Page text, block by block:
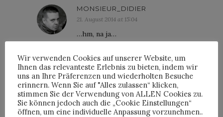
MONSIEUR_DIDIER
21. August 2014 at 15:04
…hm, na ja…
Bild finde ich ganz witzig, nur
tragen solche Brillen immer die
falschen Leute…
also entweder aufgeblasene
Wichtigtuer, die Wert darauf
Wir verwenden Cookies auf unserer Website, um
Ihnen das relevanteste Erlebnis zu bieten, indem wir
uns an Ihre Präferenzen und wiederholten Besuche
erinnern. Wenn Sie auf "Alles zulassen“ klicken,
stimmen Sie der Verwendung von ALLEN Cookies zu.
Sie können jedoch auch die „Cookie Einstellungen“
öffnen, um eine individuelle Anpassung vorzunehmen..